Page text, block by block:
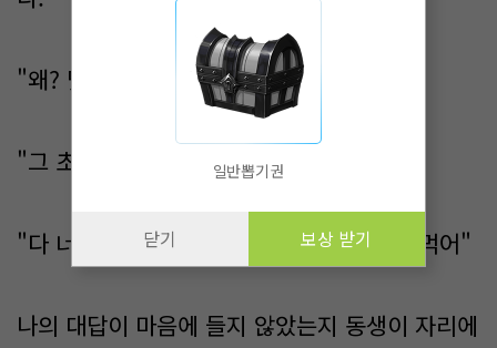
"왜? 맛있기만 한데..."
"그 초밥에 독이 들어가 있어!"
"다 너 망상 속의 이야기야. 그냥 초밥이나 먹어"​
나의 대답이 마음에 들지 않았는지 동생이 자리에
일반뽑기권
닫기 보상 받기